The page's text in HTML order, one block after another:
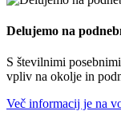
Delujemo na
S številnimi
vpliv na okolje in
Več informacij je na